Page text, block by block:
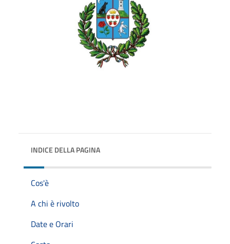
INDICE DELLA PAGINA
Cos'è
A chi è rivolto
Date e Orari